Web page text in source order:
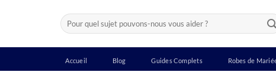
Recherche
pour :
Accueil Blog Guides Complets Robes de